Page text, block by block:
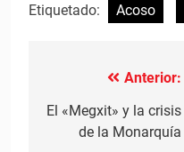
Etiquetado: Acoso
Navegación
de
Anterior:
El «Megxit» y la crisis
de la Monarquía